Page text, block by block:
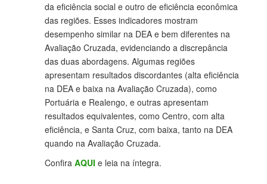
da eficiência social e outro de eficiência econômica
das regiões. Esses indicadores mostram
desempenho similar na DEA e bem diferentes na
Avaliação Cruzada, evidenciando a discrepância
das duas abordagens. Algumas regiões
apresentam resultados discordantes (alta eficiência
na DEA e baixa na Avaliação Cruzada), como
Portuária e Realengo, e outras apresentam
resultados equivalentes, como Centro, com alta
eficiência, e Santa Cruz, com baixa, tanto na DEA
quando na Avaliação Cruzada.
Confira AQUI e leia na íntegra.